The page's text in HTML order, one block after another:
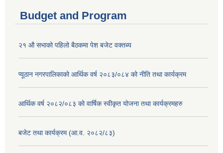
Budget and Program
२१ औ सभाको पहिलो बैठकमा पेश बजेट वक्तब्य
प्यूठान नगरपालिकाको आर्थिक वर्ष २०८३/०८४ को नीति तथा कार्यक्रम
आर्थिक वर्ष २०८२/०८३ को वार्षिक स्वीकृत योजना तथा कार्यक्रमहरु
बजेट तथा कार्यक्रम (आ.व. २०८२/८३)